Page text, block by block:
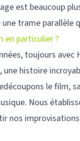
est beaucoup
trame parallèle
en particulier ?
toujours
histoire
le film,
Nous
nos